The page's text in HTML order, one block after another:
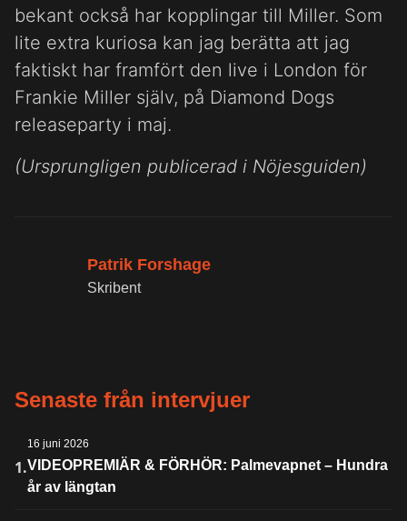
bekant också har kopplingar till Miller. Som
lite extra kuriosa kan jag berätta att jag
faktiskt har framfört den live i London för
Frankie Miller själv, på Diamond Dogs
releaseparty i maj.
(Ursprungligen publicerad i Nöjesguiden)
Patrik Forshage
Skribent
Senaste från intervjuer
1.
16 juni 2026
VIDEOPREMIÄR & FÖRHÖR: Palmevapnet – Hundra
år av längtan